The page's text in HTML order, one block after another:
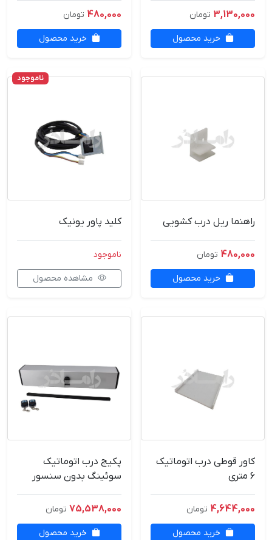
3,130,000 تومان
خرید محصول
480,000 تومان
خرید محصول
راهنما ریل درب کشویی
480,000 تومان
خرید محصول
ناموجود
کلید پاور یونیک
ناموجود
مشاهده محصول
کاور قوطی درب اتوماتیک
6 متری
4,644,000 تومان
خرید محصول
پکیج درب اتوماتیک
سوئینگ بدون سنسور
75,538,000 تومان
خرید محصول